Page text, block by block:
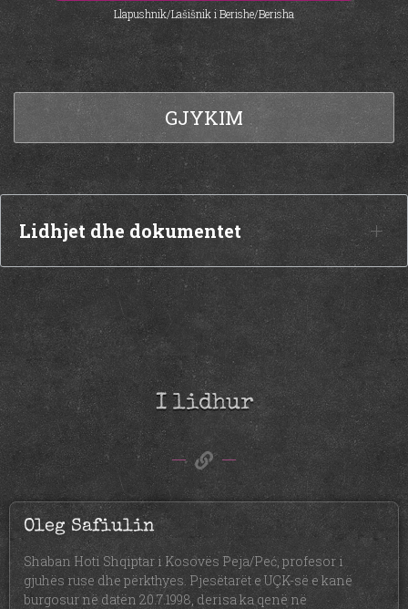
Llapushnik/Lašišnik i Berishe/Berisha
GJYKIM
Lidhjet dhe dokumentet
I lidhur
Oleg Safiulin
Shaban Hoti Shqiptar i Kosovës Peja/Peć, profesor i
gjuhës ruse dhe përkthyes. Pjesëtarët e UÇK-së e kanë
burgosur në datën 20.7.1998, derisa ka qenë në